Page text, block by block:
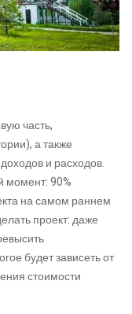
часть,
а также
и расходов.
момент: 90%
на самом раннем
проект: даже
будет зависеть от
стоимости